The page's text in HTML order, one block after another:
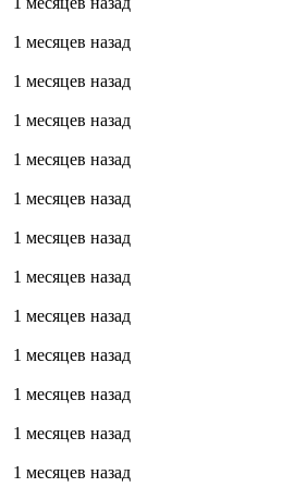
1 месяцев назад
1 месяцев назад
1 месяцев назад
1 месяцев назад
1 месяцев назад
1 месяцев назад
1 месяцев назад
1 месяцев назад
1 месяцев назад
1 месяцев назад
1 месяцев назад
1 месяцев назад